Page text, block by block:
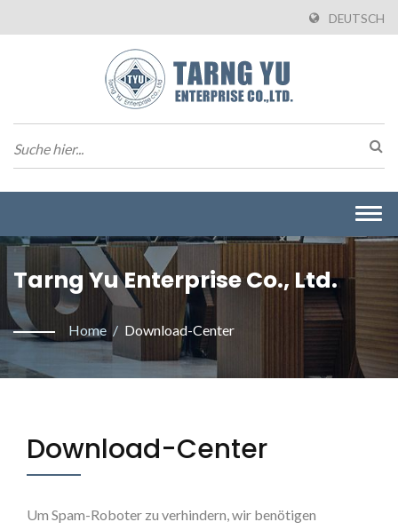
DEUTSCH
Tarng Yu Enterprise Co., Ltd.
Home / Download-Center
Download-Center
Um Spam-Roboter zu verhindern, wir benötigen